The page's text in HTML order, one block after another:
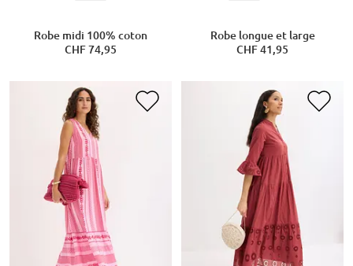
Robe midi 100% coton
CHF 74,95
Robe longue et large
CHF 41,95